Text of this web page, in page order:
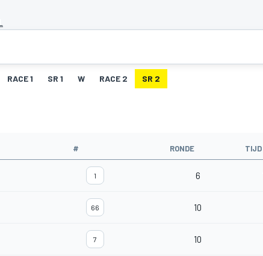
RACE 1 SR 1 W RACE 2 SR 2
# RONDE TIJD
1 6
66 10
7 10